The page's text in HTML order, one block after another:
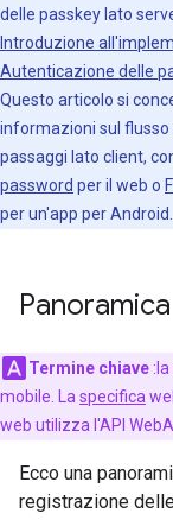
delle passkey lato
Introduzione
Autenticazione delle
Questo articolo si
informazioni sul flusso
passaggi lato client,
password per il web o
per un'app per Android.
Panoramica
Termine chiave :la
mobile. La specifica
web utilizza l'API
Ecco una
registrazione